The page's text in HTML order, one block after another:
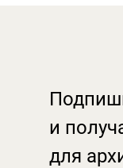
и
для